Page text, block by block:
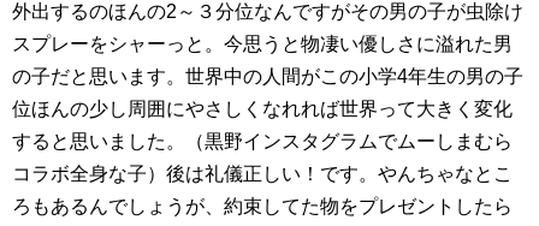
外出するのほんの2～３分位なんですがその男の子が虫除け
スプレーをシャーっと。今思うと物凄い優しさに溢れた男
の子だと思います。世界中の人間がこの小学4年生の男の子
位ほんの少し周囲にやさしくなれれば世界って大きく変化
すると思いました。（黒野インスタグラムでムーしまむら
コラボ全身な子）後は礼儀正しい！です。やんちゃなとこ
ろもあるんでしょうが、約束してた物をプレゼントしたら